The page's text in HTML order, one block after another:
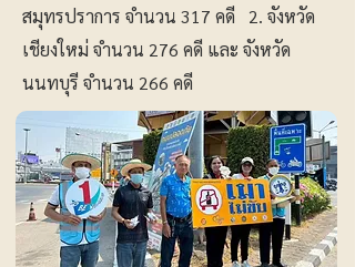
สมุทรปราการ จำนวน 317 คดี 2. จังหวัด
เชียงใหม่ จำนวน 276 คดี และ จังหวัด
นนทบุรี จำนวน 266 คดี